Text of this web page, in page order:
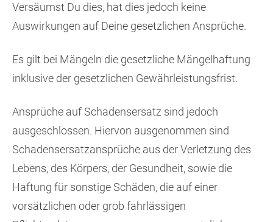
Versäumst Du dies, hat dies jedoch keine
Auswirkungen auf Deine gesetzlichen Ansprüche.
Es gilt bei Mängeln die gesetzliche Mängelhaftung
inklusive der gesetzlichen Gewährleistungsfrist.
Ansprüche auf Schadensersatz sind jedoch
ausgeschlossen. Hiervon ausgenommen sind
Schadensersatzansprüche aus der Verletzung des
Lebens, des Körpers, der Gesundheit, sowie die
Haftung für sonstige Schäden, die auf einer
vorsätzlichen oder grob fahrlässigen